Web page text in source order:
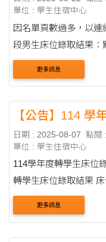
單位 : 學生住宿中心
因名單頁數過多，以連結方式提供
段男生床位錄取結果：
114 Academic Year
更多訊息
【公告】114 學
日期 : 2025-08-07
點閱
單位 : 學生住宿中心
114學年度轉學生床位錄取
轉學生床位錄取結果 床位查詢： 8/28 (四) 之後 學生資訊系
統： https://ithu.tw/
查....
更多訊息